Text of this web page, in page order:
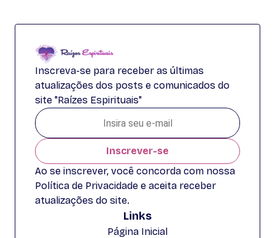
Inscreva-se para receber as últimas
atualizações dos posts e comunicados do
site "Raízes Espirituais"
Inscrever-se
Ao se inscrever, você concorda com nossa
Política de Privacidade e aceita receber
atualizações do site.
Links
Página Inicial